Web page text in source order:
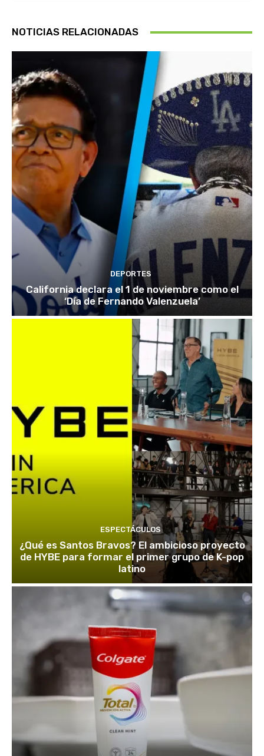
NOTICIAS RELACIONADAS
DEPORTES
California declara el 1 de noviembre como el
‘Día de Fernando Valenzuela’
ESPECTÁCULOS
¿Qué es Santos Bravos? El ambicioso proyecto
de HYBE para formar el primer grupo de K-pop
latino